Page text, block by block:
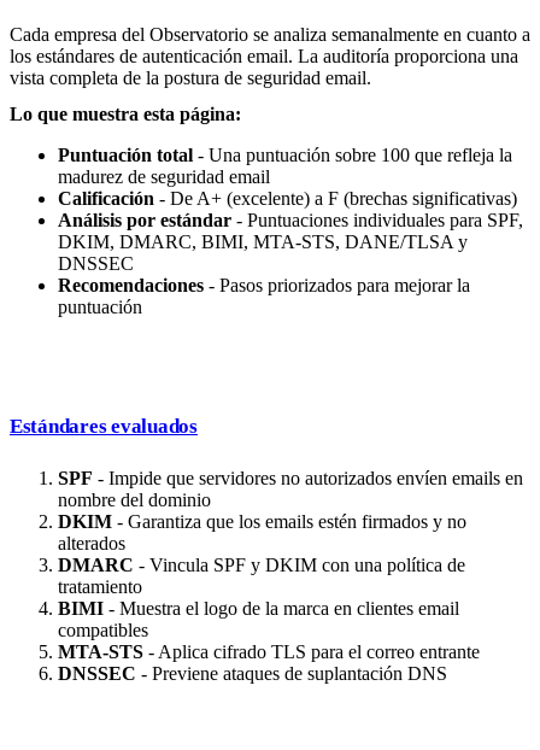
Cada empresa del Observatorio se analiza semanalmente en cuanto a
los estándares de autenticación email. La auditoría proporciona una
vista completa de la postura de seguridad email.
Lo que muestra esta página:
Puntuación total - Una puntuación sobre 100 que refleja la
madurez de seguridad email
Calificación - De A+ (excelente) a F (brechas significativas)
Análisis por estándar - Puntuaciones individuales para SPF,
DKIM, DMARC, BIMI, MTA-STS, DANE/TLSA y
DNSSEC
Recomendaciones - Pasos priorizados para mejorar la
puntuación
Estándares evaluados
SPF - Impide que servidores no autorizados envíen emails en
nombre del dominio
DKIM - Garantiza que los emails estén firmados y no
alterados
DMARC - Vincula SPF y DKIM con una política de
tratamiento
BIMI - Muestra el logo de la marca en clientes email
compatibles
MTA-STS - Aplica cifrado TLS para el correo entrante
DNSSEC - Previene ataques de suplantación DNS